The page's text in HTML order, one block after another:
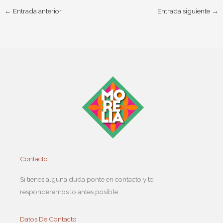
← Entrada anterior Entrada siguiente →
Contacto
Si tienes alguna duda ponte en contacto y te
responderemos lo antes posible.
Datos De Contacto